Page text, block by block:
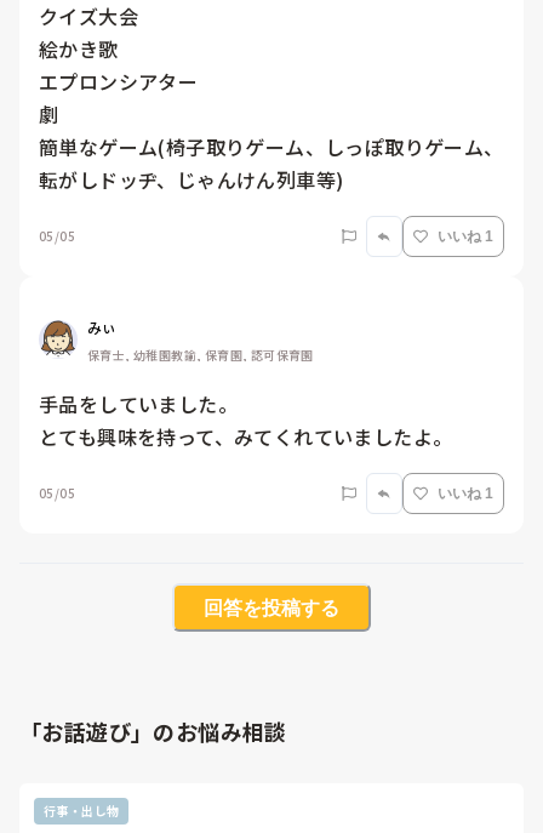
クイズ大会
絵かき歌
エプロンシアター
劇
簡単なゲーム(椅子取りゲーム、しっぽ取りゲーム、
転がしドッヂ、じゃんけん列車等)
05/05 いいね 1
みぃ
保育士, 幼稚園教諭, 保育園, 認可保育園
手品をしていました。
とても興味を持って、みてくれていましたよ。
05/05 いいね 1
回答を投稿する
「お話遊び」のお悩み相談
行事・出し物